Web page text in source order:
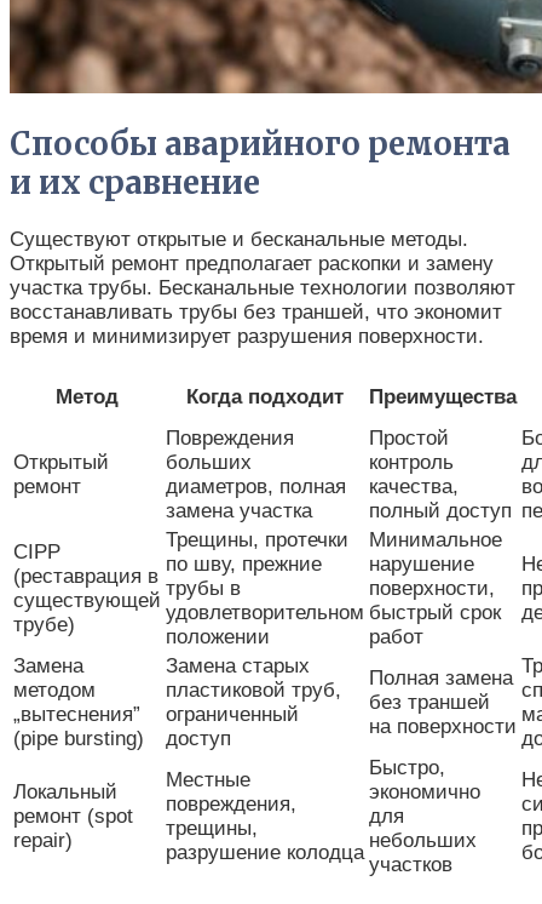
Способы аварийного ремонта
и их сравнение
Существуют открытые и бесканальные методы.
Открытый ремонт предполагает раскопки и замену
участка трубы. Бесканальные технологии позволяют
восстанавливать трубы без траншей, что экономит
время и минимизирует разрушения поверхности.
Метод Когда подходит Преимущества
Открытый
ремонт
Повреждения
больших
диаметров, полная
замена участка
Простой
контроль
качества,
полный доступ
CIPP
(реставрация в
существующей
трубе)
Трещины, протечки
по шву, прежние
трубы в
удовлетворительном
положении
Минимальное
нарушение
поверхности,
быстрый срок
работ
Замена
методом
„вытеснения”
(pipe bursting)
Замена старых
пластиковой труб,
ограниченный
доступ
Полная замена
без траншей
на поверхности
Локальный
ремонт (spot
repair)
Местные
повреждения,
трещины,
разрушение колодца
Быстро,
экономично
для
небольших
участков